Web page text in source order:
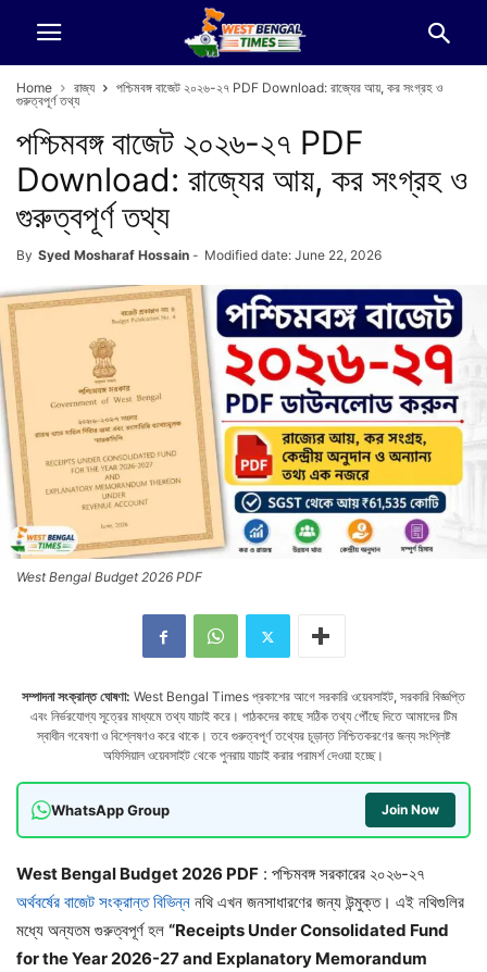
Home রাজ্য
পশ্চিমবঙ্গ বাজেট ২০২৬-২৭ PDF Download: রাজ্যের আয়, কর সংগ্রহ ও
গুরুত্বপূর্ণ তথ্য
পশ্চিমবঙ্গ বাজেট ২০২৬-২৭ PDF
Download: রাজ্যের আয়, কর সংগ্রহ ও
গুরুত্বপূর্ণ তথ্য
By Syed Mosharaf Hossain - Modified date: June 22, 2026
West Bengal Budget 2026 PDF
সম্পাদনা সংক্রান্ত ঘোষণা: West Bengal Times প্রকাশের আগে সরকারি ওয়েবসাইট, সরকারি বিজ্ঞপ্তি
এবং নির্ভরযোগ্য সূত্রের মাধ্যমে তথ্য যাচাই করে। পাঠকদের কাছে সঠিক তথ্য পৌঁছে দিতে আমাদের টিম
স্বাধীন গবেষণা ও বিশ্লেষণও করে থাকে। তবে গুরুত্বপূর্ণ তথ্যের চূড়ান্ত নিশ্চিতকরণের জন্য সংশ্লিষ্ট
অফিসিয়াল ওয়েবসাইট থেকে পুনরায় যাচাই করার পরামর্শ দেওয়া হচ্ছে।
WhatsApp Group Join Now
West Bengal Budget 2026 PDF : পশ্চিমবঙ্গ সরকারের ২০২৬-২৭
অর্থবর্ষের বাজেট সংক্রান্ত বিভিন্ন নথি এখন জনসাধারণের জন্য উন্মুক্ত। এই নথিগুলির
মধ্যে অন্যতম গুরুত্বপূর্ণ হল “Receipts Under Consolidated Fund
for the Year 2026-27 and Explanatory Memorandum